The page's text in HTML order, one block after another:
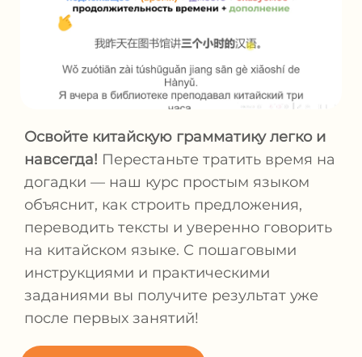
Освойте китайскую грамматику легко и
навсегда! Перестаньте тратить время на
догадки — наш курс простым языком
объяснит, как строить предложения,
переводить тексты и уверенно говорить
на китайском языке. С пошаговыми
инструкциями и практическими
заданиями вы получите результат уже
после первых занятий!